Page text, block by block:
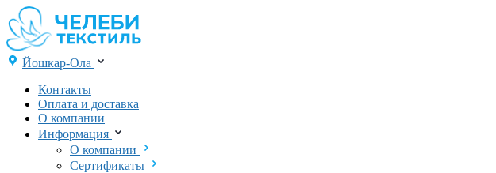
Йошкар-Ола
Контакты
Оплата и доставка
О компании
Информация
О компании
Сертификаты